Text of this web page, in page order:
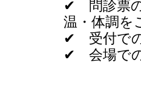
✔ 問診票の
温・体調を
✔ 受付で
✔ 会場で